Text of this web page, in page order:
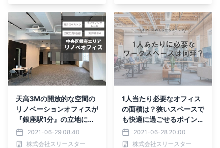
天高3Mの開放的な空間の
リノベーションオフィスが
『銀座駅1分』の立地に登
場！～リノベーションオフ
ィス「Reborn」～
2021-06-29 08:40
株式会社スリースター
1人当たり必要なオフィス
の面積は？狭いスペースで
も快適に過ごせるポイント
もご紹介！
2021-06-28 20:00
株式会社スリースター